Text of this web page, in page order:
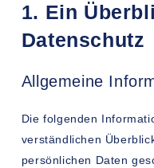
1. Ein
Datenschutz
Allgemeine
Die folgenden
verständlichen
persönlichen Daten